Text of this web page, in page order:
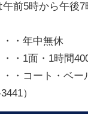
午前5時から午後7
・年中無休
・1面・1時間
・コート・ベー
）